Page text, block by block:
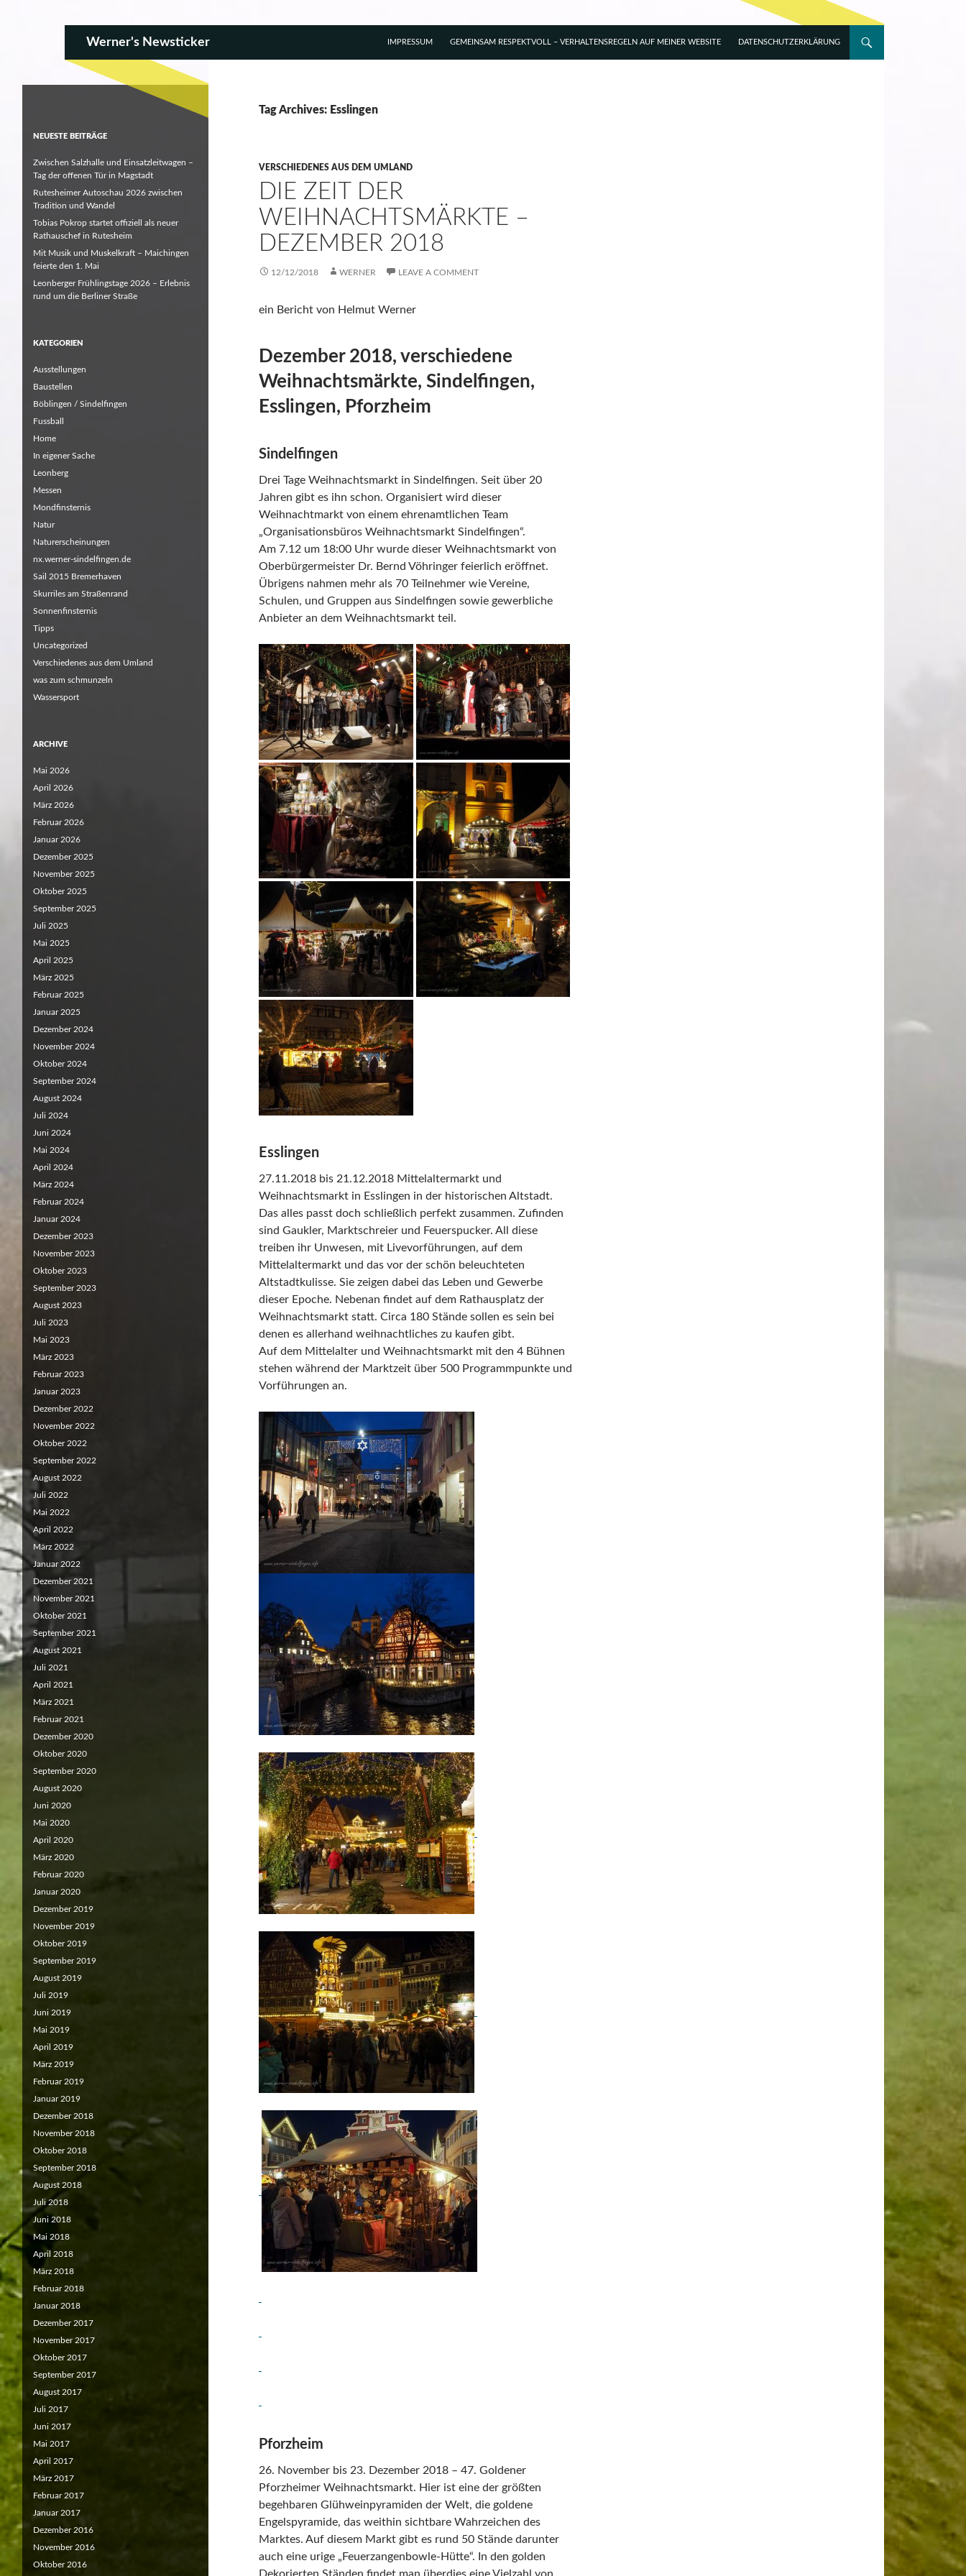
Werner's Newsticker
DATENSCHUTZERKLÄRUNG
GEMEINSAM RESPEKTVOLL – VERHALTENSREGELN AUF MEINER WEBSITE
IMPRESSUM
Tag Archives: Esslingen
VERSCHIEDENES AUS DEM UMLAND
DIE ZEIT DER
WEIHNACHTSMÄRKTE –
DEZEMBER 2018
12/12/2018 WERNER LEAVE A COMMENT
ein Bericht von Helmut Werner
Dezember 2018, verschiedene
Weihnachtsmärkte, Sindelfingen,
Esslingen, Pforzheim
Sindelfingen
Drei Tage Weihnachtsmarkt in Sindelfingen. Seit über 20
Jahren gibt es ihn schon. Organisiert wird dieser
Weihnachtmarkt von einem ehrenamtlichen Team
„Organisationsbüros Weihnachtsmarkt Sindelfingen“.
Am 7.12 um 18:00 Uhr wurde dieser Weihnachtsmarkt von
Oberbürgermeister Dr. Bernd Vöhringer feierlich eröffnet.
Übrigens nahmen mehr als 70 Teilnehmer wie Vereine,
Schulen, und Gruppen aus Sindelfingen sowie gewerbliche
Anbieter an dem Weihnachtsmarkt teil.
Esslingen
27.11.2018 bis 21.12.2018 Mittelaltermarkt und
Weihnachtsmarkt in Esslingen in der historischen Altstadt.
Das alles passt doch schließlich perfekt zusammen. Zufinden
sind Gaukler, Marktschreier und Feuerspucker. All diese
treiben ihr Unwesen, mit Livevorführungen, auf dem
Mittelaltermarkt und das vor der schön beleuchteten
Altstadtkulisse. Sie zeigen dabei das Leben und Gewerbe
dieser Epoche. Nebenan findet auf dem Rathausplatz der
Weihnachtsmarkt statt. Circa 180 Stände sollen es sein bei
denen es allerhand weihnachtliches zu kaufen gibt.
Auf dem Mittelalter und Weihnachtsmarkt mit den 4 Bühnen
stehen während der Marktzeit über 500 Programmpunkte und
Vorführungen an.
Pforzheim
26. November bis 23. Dezember 2018 – 47. Goldener
Pforzheimer Weihnachtsmarkt. Hier ist eine der größten
begehbaren Glühweinpyramiden der Welt, die goldene
Engelspyramide, das weithin sichtbare Wahrzeichen des
Marktes. Auf diesem Markt gibt es rund 50 Stände darunter
auch eine urige „Feuerzangenbowle-Hütte“. In den golden
NEUESTE BEITRÄGE
Zwischen Salzhalle und Einsatzleitwagen –
Tag der offenen Tür in Magstadt
Rutesheimer Autoschau 2026 zwischen
Tradition und Wandel
Tobias Pokrop startet offiziell als neuer
Rathauschef in Rutesheim
Mit Musik und Muskelkraft – Maichingen
feierte den 1. Mai
Leonberger Frühlingstage 2026 – Erlebnis
rund um die Berliner Straße
KATEGORIEN
Ausstellungen
Baustellen
Böblingen / Sindelfingen
Fussball
Home
In eigener Sache
Leonberg
Messen
Mondfinsternis
Natur
Naturerscheinungen
nx.werner-sindelfingen.de
Sail 2015 Bremerhaven
Skurriles am Straßenrand
Sonnenfinsternis
Tipps
Uncategorized
Verschiedenes aus dem Umland
was zum schmunzeln
Wassersport
ARCHIVE
Mai 2026
April 2026
März 2026
Februar 2026
Januar 2026
Dezember 2025
November 2025
Oktober 2025
September 2025
Juli 2025
Mai 2025
April 2025
März 2025
Februar 2025
Januar 2025
Dezember 2024
November 2024
Oktober 2024
September 2024
August 2024
Juli 2024
Juni 2024
Mai 2024
April 2024
März 2024
Februar 2024
Januar 2024
Dezember 2023
November 2023
Oktober 2023
September 2023
August 2023
Juli 2023
Mai 2023
März 2023
Februar 2023
Januar 2023
Dezember 2022
November 2022
Oktober 2022
September 2022
August 2022
Juli 2022
Mai 2022
April 2022
März 2022
Januar 2022
Dezember 2021
November 2021
Oktober 2021
September 2021
August 2021
Juli 2021
April 2021
März 2021
Februar 2021
Dezember 2020
Oktober 2020
September 2020
August 2020
Juni 2020
Mai 2020
April 2020
März 2020
Februar 2020
Januar 2020
Dezember 2019
November 2019
Oktober 2019
September 2019
August 2019
Juli 2019
Juni 2019
Mai 2019
April 2019
März 2019
Februar 2019
Januar 2019
Dezember 2018
November 2018
Oktober 2018
September 2018
August 2018
Juli 2018
Juni 2018
Mai 2018
April 2018
März 2018
Februar 2018
Januar 2018
Dezember 2017
November 2017
Oktober 2017
September 2017
August 2017
Juli 2017
Juni 2017
Mai 2017
April 2017
März 2017
Februar 2017
Januar 2017
Dezember 2016
November 2016
Oktober 2016